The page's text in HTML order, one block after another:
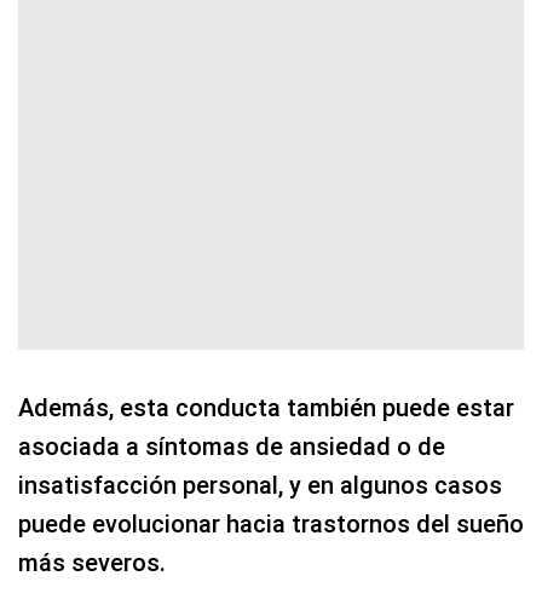
Además, esta conducta también puede estar
asociada a síntomas de ansiedad o de
insatisfacción personal, y en algunos casos
puede evolucionar hacia trastornos del sueño
más severos.